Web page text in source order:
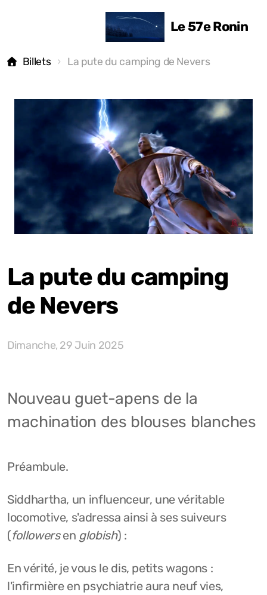
Le 57e Ronin
Billets La pute du camping de Nevers
La pute du camping
de Nevers
Dimanche, 29 Juin 2025
Nouveau guet-apens de la
machination des blouses blanches
Préambule.
Siddhartha, un influenceur, une véritable
locomotive, s'adressa ainsi à ses suiveurs
(followersen globish) :
En vérité, je vous le dis, petits wagons :
l'infirmière en psychiatrie aura neuf vies,